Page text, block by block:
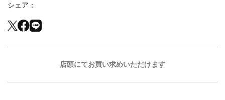
シェア
店頭にてお買い求めいただけます